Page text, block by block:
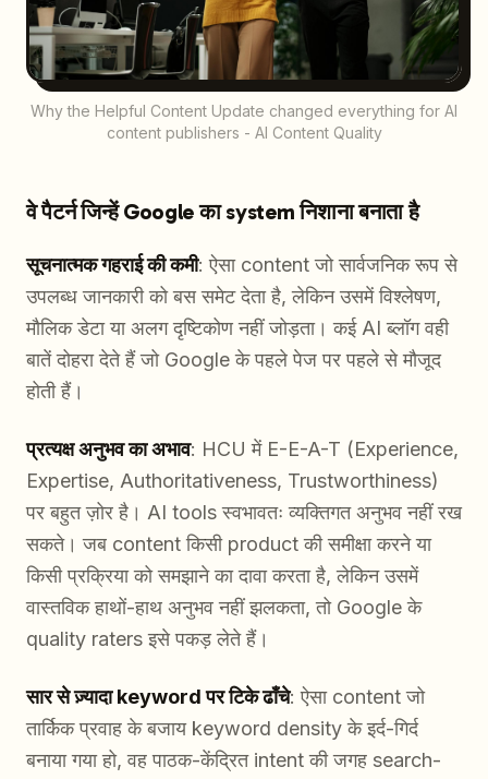
Why the Helpful Content Update changed everything for AI
content publishers - AI Content Quality
वे पैटर्न जिन्हें Google का system निशाना बनाता है
सूचनात्मक गहराई की कमी: ऐसा content जो सार्वजनिक रूप से
उपलब्ध जानकारी को बस समेट देता है, लेकिन उसमें विश्लेषण,
मौलिक डेटा या अलग दृष्टिकोण नहीं जोड़ता। कई AI ब्लॉग वही
बातें दोहरा देते हैं जो Google के पहले पेज पर पहले से मौजूद
होती हैं।
प्रत्यक्ष अनुभव का अभाव: HCU में E-E-A-T (Experience,
Expertise, Authoritativeness, Trustworthiness)
पर बहुत ज़ोर है। AI tools स्वभावतः व्यक्तिगत अनुभव नहीं रख
सकते। जब content किसी product की समीक्षा करने या
किसी प्रक्रिया को समझाने का दावा करता है, लेकिन उसमें
वास्तविक हाथों-हाथ अनुभव नहीं झलकता, तो Google के
quality raters इसे पकड़ लेते हैं।
सार से ज़्यादा keyword पर टिके ढाँचे: ऐसा content जो
तार्किक प्रवाह के बजाय keyword density के इर्द-गिर्द
बनाया गया हो, वह पाठक-केंद्रित intent की जगह search-